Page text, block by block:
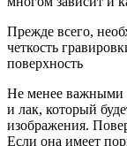
Прежде всего,
четкость
поверхность
Не менее важными
и лак, который
изображения.
Если она имеет